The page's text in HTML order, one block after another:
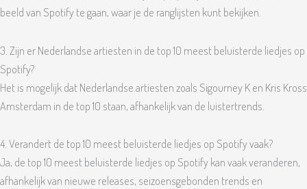
beeld van Spotify te gaan, waar je de ranglijsten kunt bekijken.
3. Zijn er Nederlandse artiesten in de top 10 meest beluisterde liedjes op
Spotify?
Het is mogelijk dat Nederlandse artiesten zoals Sigourney K en Kris Kross
Amsterdam in de top 10 staan, afhankelijk van de luistertrends.
4. Verandert de top 10 meest beluisterde liedjes op Spotify vaak?
Ja, de top 10 meest beluisterde liedjes op Spotify kan vaak veranderen,
afhankelijk van nieuwe releases, seizoensgebonden trends en